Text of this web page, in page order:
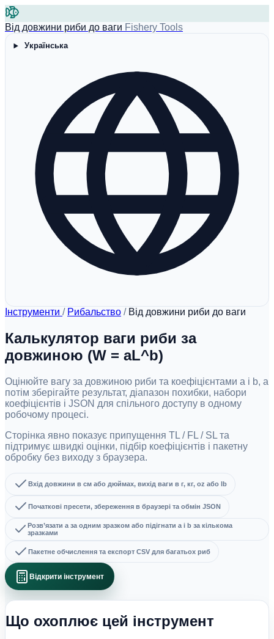
Від довжини риби до ваги Fishery Tools
Українська
Інструменти / Рибальство / Від довжини риби до ваги
Калькулятор ваги риби за
довжиною (W = aL^b)
Оцінюйте вагу за довжиною риби та коефіцієнтами a і b, а
потім зберігайте результат, діапазон похибки, набори
коефіцієнтів і JSON для спільного доступу в одному
робочому процесі.
Сторінка явно показує припущення TL / FL / SL та
підтримує швидкі оцінки, підбір коефіцієнтів і пакетну
обробку без виходу з браузера.
Вхід довжини в см або дюймах, вихід ваги в г, кг, oz або lb
Початкові пресети, збереження в браузері та обмін JSON
Розв’язати a за одним зразком або підігнати a і b за кількома
зразками
Пакетне обчислення та експорт CSV для багатьох риб
Відкрити інструмент
Що охоплює цей інструмент